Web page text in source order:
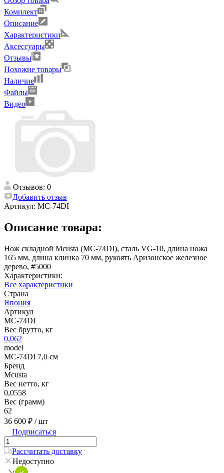
Комплект
Описание
Характеристики
Аксессуары
Отзывы
Похожие товары
Наличие
Файлы
Видео
Отзывов: 0
Добавить отзыв
Артикул: MC-74DI
Описание товара:
Нож складной Mcusta (MC-74DI), сталь VG-10, длина ножа
165 мм, длина клинка 70 мм, рукоять Аризонское железное
дерево, #5000
Характеристики:
Все характеристики
Страна
Япония
Артикул
MC-74DI
Вес брутто, кг
0,062
model
MC-74DI 7,0 см
Бренд
Mcusta
Вес нетто, кг
0,0558
Вес (грамм)
62
36 600 ₽ / шт
Подписаться
Рассчитать доставку
Недоступно